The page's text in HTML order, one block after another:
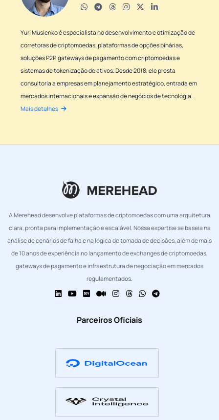
Yuri Musienko é especialista no desenvolvimento e otimização de
corretoras de criptomoedas, plataformas de opções binárias,
soluções P2P, gateways de pagamento com criptomoedas e
sistemas de tokenização de ativos. Desde 2018, ele presta
consultoria a empresas em planejamento estratégico, entrada em
mercados internacionais e expansão de negócios de tecnologia.
Mais detalhes
A Merehead desenvolve plataformas de criptomoedas com uma arquitetura
clara, pronta para implementação e escalável. Nossa expertise se baseia na
análise de cenários de falha e na lógica de tomada de decisões, além de mais
de 10 anos de experiência no lançamento de exchanges de criptomoedas,
gateways de pagamento e infraestrutura de negociação em mercados
regulamentados.
Parceiros Oficiais